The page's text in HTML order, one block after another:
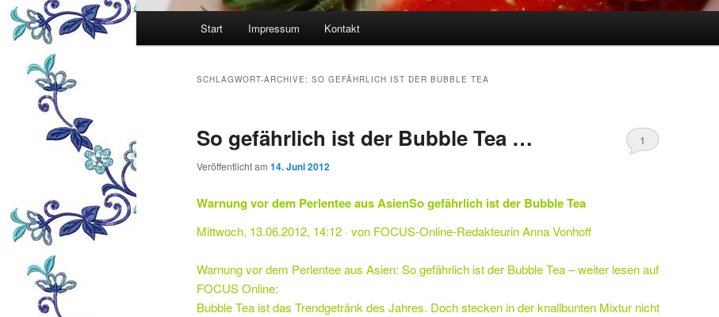
Start Impressum Kontakt
SCHLAGWORT-ARCHIVE: SO GEFÄHRLICH IST DER BUBBLE TEA
So gefährlich ist der Bubble Tea …
Veröffentlicht am 14. Juni 2012
1
Warnung vor dem Perlentee aus AsienSo gefährlich ist der Bubble Tea
Mittwoch, 13.06.2012, 14:12 · von FOCUS-Online-Redakteurin Anna Vonhoff
Warnung vor dem Perlentee aus Asien: So gefährlich ist der Bubble Tea – weiter lesen auf
FOCUS Online:
Bubble Tea ist das Trendgetränk des Jahres. Doch stecken in der knallbunten Mixtur nicht